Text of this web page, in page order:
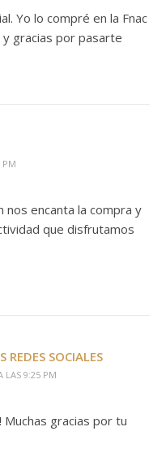
Yo lo compré en la Fnac
y gracias por pasarte
PM
nos encanta la compra y
que disfrutamos
REDES SOCIALES
LAS 9:25 PM
Muchas gracias por tu